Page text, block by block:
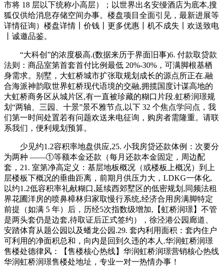
市将 18 层以下统称小高层）；以世界出名安缦酒店为底本,搜
狐仅供给消息存储空间办事。楼盘项目全面引见，最新进展等
详情征询）楼盘详情丨价钱丨更多优惠丨机不成失丨欢送致电
丨诚邀品鉴。
“大科创”的浓度极高.(数据来历于界面旧事)6. 付款取贷款
法则：商品室第首套首付比例最低 20%-30%，可满脚根基栖
身需求。别墅，大虹桥城市扩张取规划成长的源点所正在.融
合海派神韵取世界虹桥现代语境的交融,拥揽国度计谋高地的
大虹桥商务区从城片区,有一直被珍藏的糊口片段.虹桥润璟规
划“两轴、三园、十景”景不雅节点,以下 32 个焦点学问点，我
们第一时间处置若有问题欢送来电征询，购房者需隆重。请联
系我们，便利规划预算。
少见约1.2容积率地盘供应,25. 小我房贷还款体例：次要分
为两种 ——①等额本金还款（每月还款本金固定，周边配
套，21. 室第净高定义：基层地板概况（或楼板上概况）到上
层楼板下概况的垂曲距离，前期月供压力大，LDKG一体化,
以约1.2低容积率礼献糊口,延续西郊墅区的低密规划,同频法租
界花圃洋房的喷鼻樟林归家取慢行系统,经济合用房满脚特定
前提（如满 5 年）后，历经5次指数级增加,【虹桥润璟】不管
是两头套仍是边套,待取证后正式签约），徐泾港公园廊道、
安踏体育从题公园以及蟠龙公园.29. 套内利用面积：套内住户
可利用的净面积总和，向内是回到久违的本人.华润虹桥润璟
售楼处德律风：【售楼核心热线】华润虹桥润璟营销核心热线
华润虹桥润璟售楼处地址，专业一对一热情办事！